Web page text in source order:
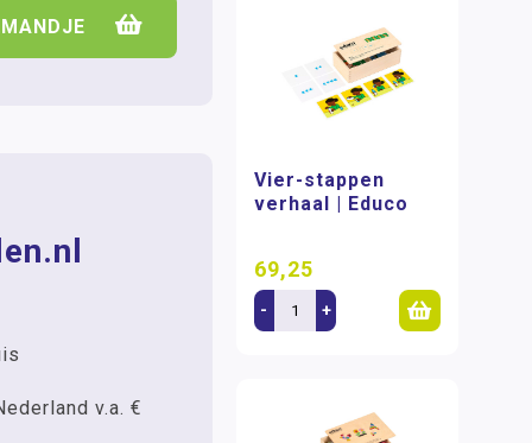
v.a. €
Vier-stappen
verhaal | Educo
69,25
- +